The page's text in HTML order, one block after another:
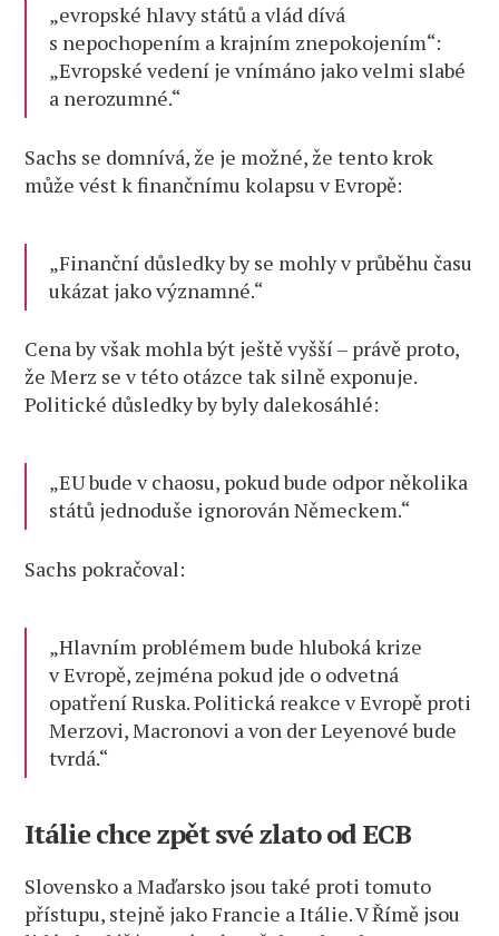
„evropské hlavy států a vlád dívá
s nepochopením a krajním znepokojením“:
„Evropské vedení je vnímáno jako velmi slabé
a nerozumné.“
Sachs se domnívá, že je možné, že tento krok
může vést k finančnímu kolapsu v Evropě:
„Finanční důsledky by se mohly v průběhu času
ukázat jako významné.“
Cena by však mohla být ještě vyšší – právě proto,
že Merz se v této otázce tak silně exponuje.
Politické důsledky by byly dalekosáhlé:
„EU bude v chaosu, pokud bude odpor několika
států jednoduše ignorován Německem.“
Sachs pokračoval:
„Hlavním problémem bude hluboká krize
v Evropě, zejména pokud jde o odvetná
opatření Ruska. Politická reakce v Evropě proti
Merzovi, Macronovi a von der Leyenové bude
tvrdá.“
Itálie chce zpět své zlato od ECB
Slovensko a Maďarsko jsou také proti tomuto
přístupu, stejně jako Francie a Itálie. V Římě jsou